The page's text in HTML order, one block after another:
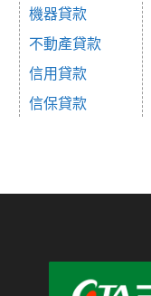
機器貸款
不動產貸款
信用貸款
信保貸款